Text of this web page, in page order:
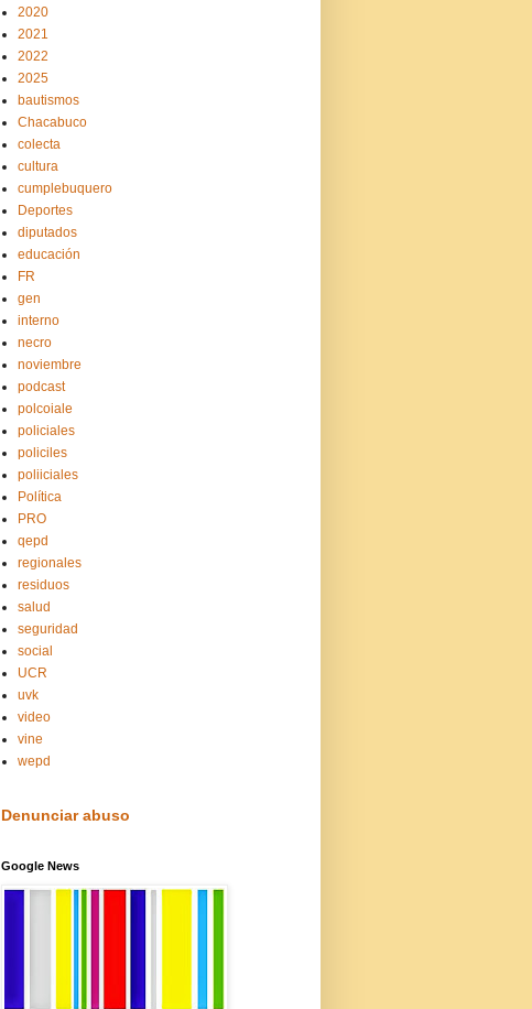
2020
2021
2022
2025
bautismos
Chacabuco
colecta
cultura
cumplebuquero
Deportes
diputados
educación
FR
gen
interno
necro
noviembre
podcast
polcoiale
policiales
policiles
poliiciales
Política
PRO
qepd
regionales
residuos
salud
seguridad
social
UCR
uvk
video
vine
wepd
Denunciar abuso
Google News